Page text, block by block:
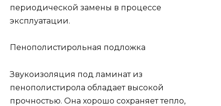
периодической замены в процессе
эксплуатации.
Пенополистирольная подложка
Звукоизоляция под ламинат из
пенополистирола обладает высокой
прочностью. Она хорошо сохраняет тепло,